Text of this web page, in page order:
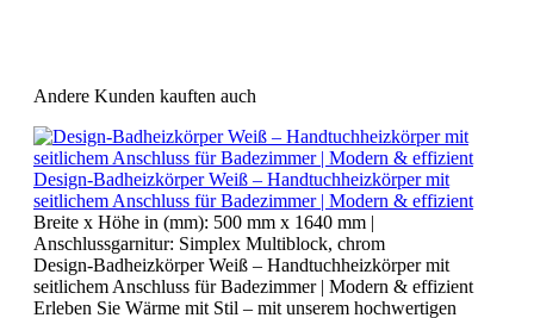
Andere Kunden kauften auch
Design-Badheizkörper Weiß – Handtuchheizkörper mit
seitlichem Anschluss für Badezimmer | Modern & effizient
Breite x Höhe in (mm): 500 mm x 1640 mm |
Anschlussgarnitur: Simplex Multiblock, chrom
Design-Badheizkörper Weiß – Handtuchheizkörper mit
seitlichem Anschluss für Badezimmer | Modern & effizient
Erleben Sie Wärme mit Stil – mit unserem hochwertigen